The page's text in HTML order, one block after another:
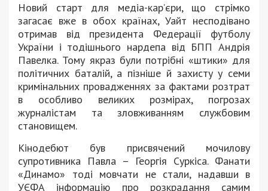
Новий старт для медіа-кар’єри, що стрімко
загасає вже в обох країнах, Уайт несподівано
отримав від президента Федерації футболу
України і тодішнього нардепа від БПП Андрія
Павелка. Тому якраз були потрібні «штики» для
політичних баталій, а пізніше й захисту у семи
кримінальних провадженнях за фактами розтрат
в особливо великих розмірах, погрозах
журналістам та зловживанням службовим
становищем.
Кінодебют був присвячений мочилову
супротивника Павла – Георгія Суркіса. Фанати
«Динамо» тоді мовчати не стали, надавши в
УЄФА інформацію про розкрадання самим